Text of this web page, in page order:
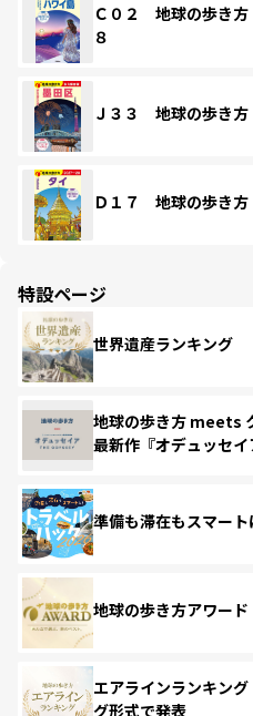
Ｃ０２ 地球の歩き
８
Ｊ３３ 地球の歩き
Ｄ１７ 地球の歩き
特設ページ
世界遺産ランキング
地球の歩き方 meets
最新作『オデュッセイ
準備も滞在もスマー
地球の歩き方アワー
エアラインランキン
グ形式で発表